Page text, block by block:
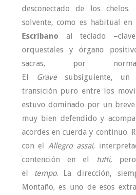
desconectado de los
solvente, como es habitual en
Escribano al teclado
orquestales y órgano
sacras, por
El
Gravesubsiguiente, un
transición puro entre los
estuvo dominado por un
muy bien defendido y
acordes en cuerda y continuo.
con el Allegro assai,
contención en el
tutti,
el
tempo. La dirección,
Montaño, es uno de esos